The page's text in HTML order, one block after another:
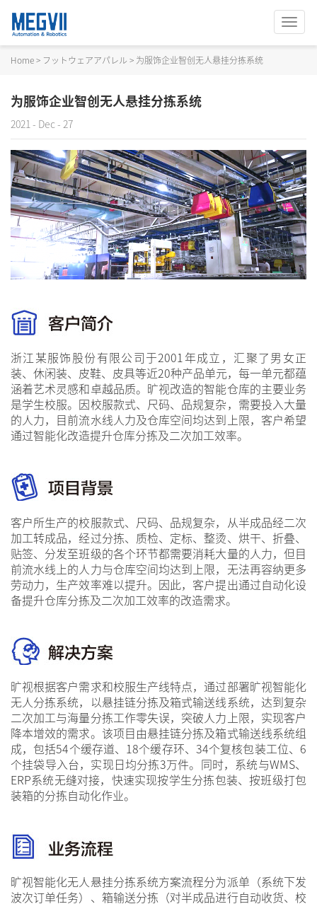
切
Home > フットウェアアパレル > 为服饰企业智创无人悬挂分拣系统
为服饰企业智创无人悬挂分拣系统
2021 - Dec - 27
浙江某服饰股份有限公司于2001年成立，汇聚了男女正
装、休闲装、皮鞋、皮具等近20种产品单元，每一单元都蕴
涵着艺术灵感和卓越品质。旷视改造的智能仓库的主要业务
是学生校服。因校服款式、尺码、品规复杂，需要投入大量
的人力，目前流水线人力及仓库空间均达到上限，客户希望
通过智能化改造提升仓库分拣及二次加工效率。
客户所生产的校服款式、尺码、品规复杂，从半成品经二次
加工转成品，经过分拣、质检、定标、整烫、烘干、折叠、
贴签、分发至班级的各个环节都需要消耗大量的人力，但目
前流水线上的人力与仓库空间均达到上限，无法再容纳更多
劳动力，生产效率难以提升。因此，客户提出通过自动化设
备提升仓库分拣及二次加工效率的改造需求。
旷视根据客户需求和校服生产线特点，通过部署旷视智能化
无人分拣系统，以悬挂链分拣及箱式输送线系统，达到复杂
二次加工与海量分拣工作零失误，突破人力上限，实现客户
降本增效的需求。该项目由悬挂链分拣及箱式输送线系统组
成，包括54个缓存道、18个缓存环、34个复核包装工位、6
个挂袋导入台，实现日均分拣3万件。同时，系统与WMS、
ERP系统无缝对接，快速实现按学生分拣包装、按班级打包
装箱的分拣自动化作业。
旷视智能化无人悬挂分拣系统方案流程分为派单（系统下发
波次订单任务）、箱输送分拣（对半成品进行自动收货、校